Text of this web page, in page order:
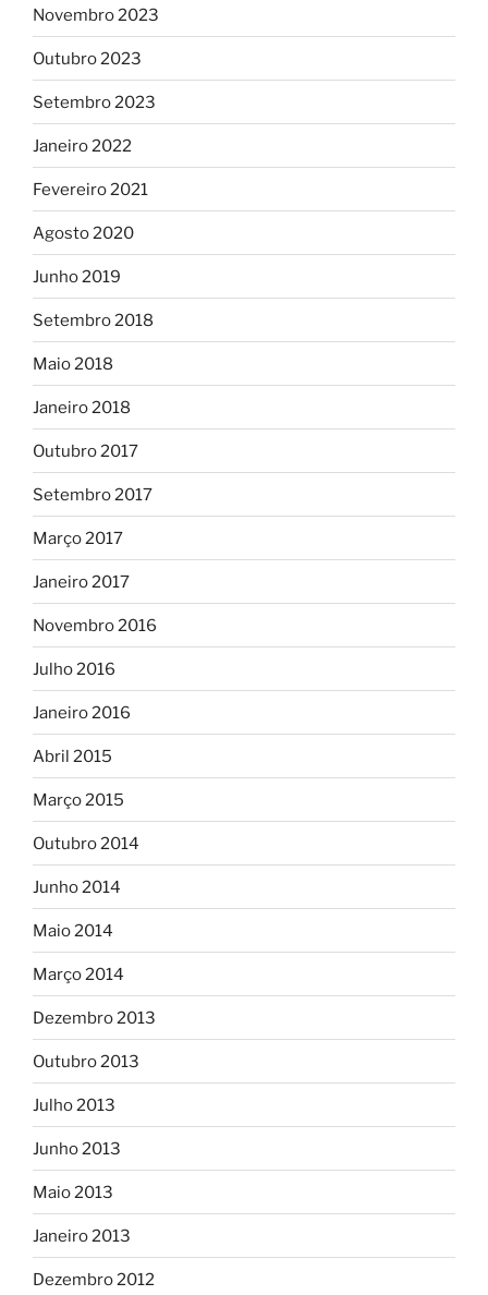
Novembro 2023
Outubro 2023
Setembro 2023
Janeiro 2022
Fevereiro 2021
Agosto 2020
Junho 2019
Setembro 2018
Maio 2018
Janeiro 2018
Outubro 2017
Setembro 2017
Março 2017
Janeiro 2017
Novembro 2016
Julho 2016
Janeiro 2016
Abril 2015
Março 2015
Outubro 2014
Junho 2014
Maio 2014
Março 2014
Dezembro 2013
Outubro 2013
Julho 2013
Junho 2013
Maio 2013
Janeiro 2013
Dezembro 2012